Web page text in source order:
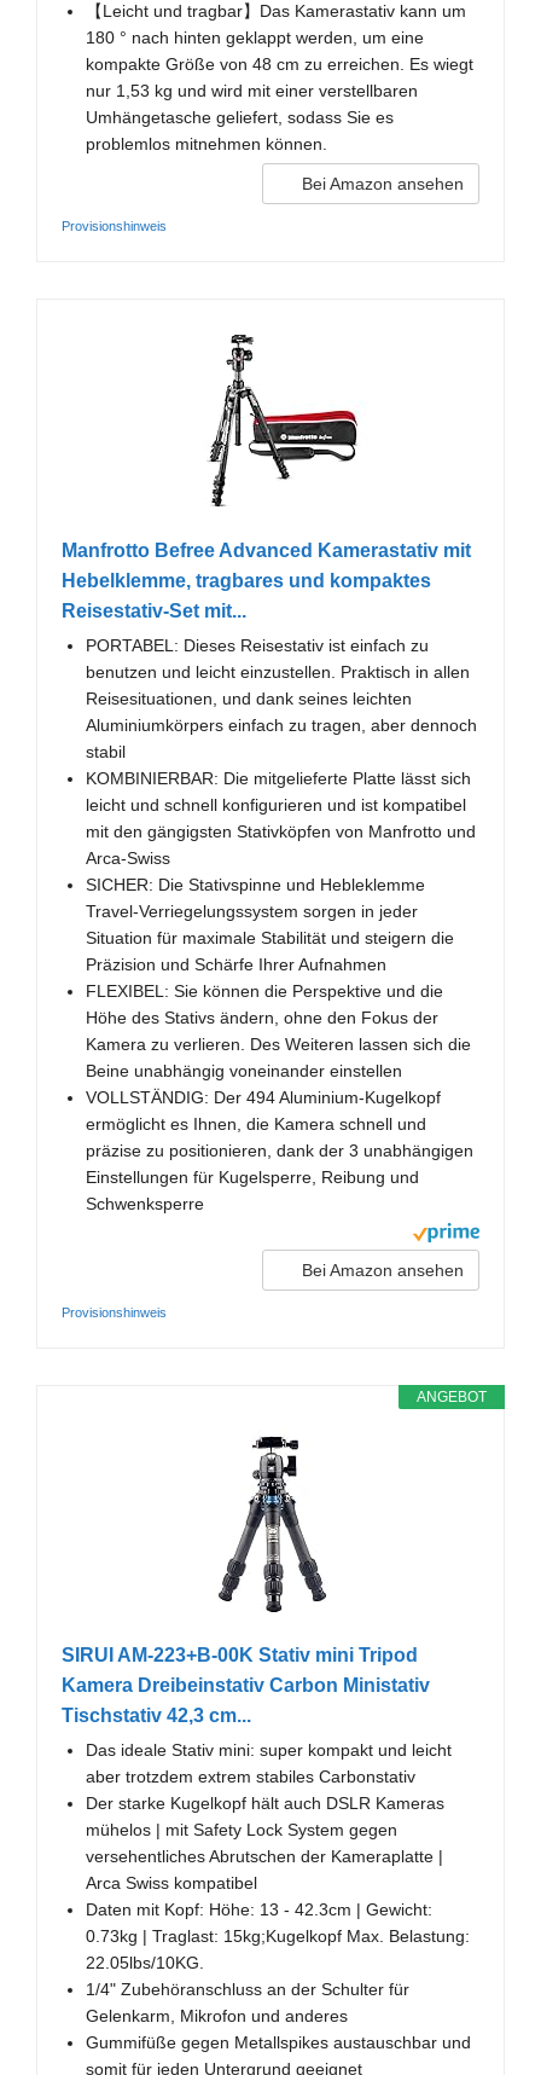
【Leicht und tragbar】Das Kamerastativ kann um
180 ° nach hinten geklappt werden, um eine
kompakte Größe von 48 cm zu erreichen. Es wiegt
nur 1,53 kg und wird mit einer verstellbaren
Umhängetasche geliefert, sodass Sie es
problemlos mitnehmen können.
Bei Amazon ansehen
Provisionshinweis
Manfrotto Befree Advanced Kamerastativ mit
Hebelklemme, tragbares und kompaktes
Reisestativ-Set mit...
PORTABEL: Dieses Reisestativ ist einfach zu
benutzen und leicht einzustellen. Praktisch in allen
Reisesituationen, und dank seines leichten
Aluminiumkörpers einfach zu tragen, aber dennoch
stabil
KOMBINIERBAR: Die mitgelieferte Platte lässt sich
leicht und schnell konfigurieren und ist kompatibel
mit den gängigsten Stativköpfen von Manfrotto und
Arca-Swiss
SICHER: Die Stativspinne und Hebleklemme
Travel-Verriegelungssystem sorgen in jeder
Situation für maximale Stabilität und steigern die
Präzision und Schärfe Ihrer Aufnahmen
FLEXIBEL: Sie können die Perspektive und die
Höhe des Stativs ändern, ohne den Fokus der
Kamera zu verlieren. Des Weiteren lassen sich die
Beine unabhängig voneinander einstellen
VOLLSTÄNDIG: Der 494 Aluminium-Kugelkopf
ermöglicht es Ihnen, die Kamera schnell und
präzise zu positionieren, dank der 3 unabhängigen
Einstellungen für Kugelsperre, Reibung und
Schwenksperre
Bei Amazon ansehen
Provisionshinweis
ANGEBOT
SIRUI AM-223+B-00K Stativ mini Tripod
Kamera Dreibeinstativ Carbon Ministativ
Tischstativ 42,3 cm...
Das ideale Stativ mini: super kompakt und leicht
aber trotzdem extrem stabiles Carbonstativ
Der starke Kugelkopf hält auch DSLR Kameras
mühelos | mit Safety Lock System gegen
versehentliches Abrutschen der Kameraplatte |
Arca Swiss kompatibel
Daten mit Kopf: Höhe: 13 - 42.3cm | Gewicht:
0.73kg | Traglast: 15kg;Kugelkopf Max. Belastung:
22.05lbs/10KG.
1/4" Zubehöranschluss an der Schulter für
Gelenkarm, Mikrofon und anderes
Gummifüße gegen Metallspikes austauschbar und
somit für jeden Untergrund geeignet